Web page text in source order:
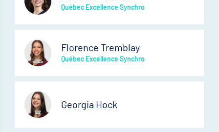
Québec Excellence Synchro
Florence Tremblay
Québec Excellence Synchro
Georgia Hock